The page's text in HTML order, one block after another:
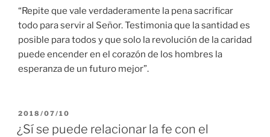
“Repite que vale verdaderamente la pena sacrificar
todo para servir al Señor. Testimonia que la santidad es
posible para todos y que solo la revolución de la caridad
puede encender en el corazón de los hombres la
esperanza de un futuro mejor”.
PUBLICADO
EL
2018/07/10
¿Sí se puede relacionar la fe con el